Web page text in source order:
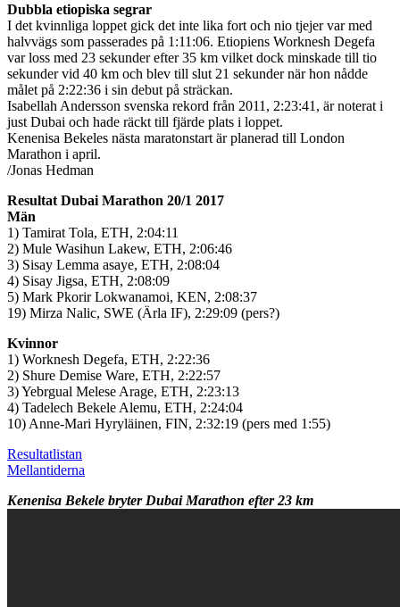
Dubbla etiopiska segrar
I det kvinnliga loppet gick det inte lika fort och nio tjejer var med
halvvägs som passerades på 1:11:06. Etiopiens Worknesh Degefa
var loss med 23 sekunder efter 35 km vilket dock minskade till tio
sekunder vid 40 km och blev till slut 21 sekunder när hon nådde
målet på 2:22:36 i sin debut på sträckan.
Isabellah Andersson svenska rekord från 2011, 2:23:41, är noterat i
just Dubai och hade räckt till fjärde plats i loppet.
Kenenisa Bekeles nästa maratonstart är planerad till London
Marathon i april.
/Jonas Hedman
Resultat Dubai Marathon 20/1 2017
Män
1) Tamirat Tola, ETH, 2:04:11
2) Mule Wasihun Lakew, ETH, 2:06:46
3) Sisay Lemma asaye, ETH, 2:08:04
4) Sisay Jigsa, ETH, 2:08:09
5) Mark Pkorir Lokwanamoi, KEN, 2:08:37
19) Mirza Nalic, SWE (Ärla IF), 2:29:09 (pers?)
Kvinnor
1) Worknesh Degefa, ETH, 2:22:36
2) Shure Demise Ware, ETH, 2:22:57
3) Yebrgual Melese Arage, ETH, 2:23:13
4) Tadelech Bekele Alemu, ETH, 2:24:04
10) Anne-Mari Hyryläinen, FIN, 2:32:19 (pers med 1:55)
Resultatlistan
Mellantiderna
Kenenisa Bekele bryter Dubai Marathon efter 23 km